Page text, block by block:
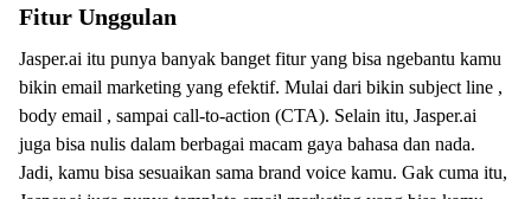
Fitur Unggulan
Jasper.ai itu punya banyak banget fitur yang bisa ngebantu kamu
bikin email marketing yang efektif. Mulai dari bikin subject line ,
body email , sampai call-to-action (CTA). Selain itu, Jasper.ai
juga bisa nulis dalam berbagai macam gaya bahasa dan nada.
Jadi, kamu bisa sesuaikan sama brand voice kamu. Gak cuma itu,